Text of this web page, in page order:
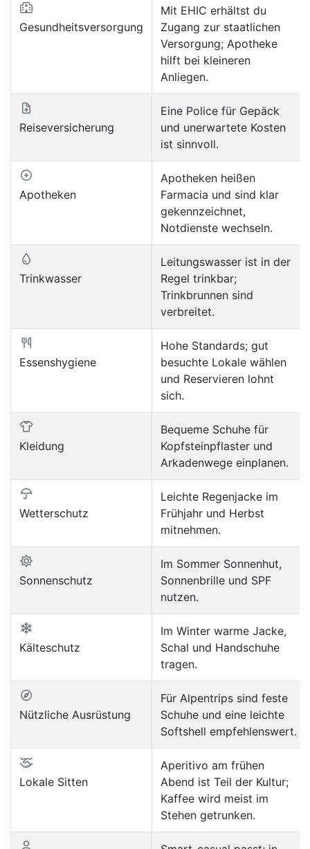
Gesundheitsversorgung
Mit EHIC erhältst du
Zugang zur staatlichen
Versorgung; Apotheke
hilft bei kleineren
Anliegen.
Reiseversicherung
Eine Police für Gepäck
und unerwartete Kosten
ist sinnvoll.
Apotheken
Apotheken heißen
Farmacia und sind klar
gekennzeichnet,
Notdienste wechseln.
Trinkwasser
Leitungswasser ist in der
Regel trinkbar;
Trinkbrunnen sind
verbreitet.
Essenshygiene
Hohe Standards; gut
besuchte Lokale wählen
und Reservieren lohnt
sich.
Kleidung
Bequeme Schuhe für
Kopfsteinpflaster und
Arkadenwege einplanen.
Wetterschutz
Leichte Regenjacke im
Frühjahr und Herbst
mitnehmen.
Sonnenschutz
Im Sommer Sonnenhut,
Sonnenbrille und SPF
nutzen.
Kälteschutz
Im Winter warme Jacke,
Schal und Handschuhe
tragen.
Nützliche Ausrüstung
Für Alpentrips sind feste
Schuhe und eine leichte
Softshell empfehlenswert.
Lokale Sitten
Aperitivo am frühen
Abend ist Teil der Kultur;
Kaffee wird meist im
Stehen getrunken.